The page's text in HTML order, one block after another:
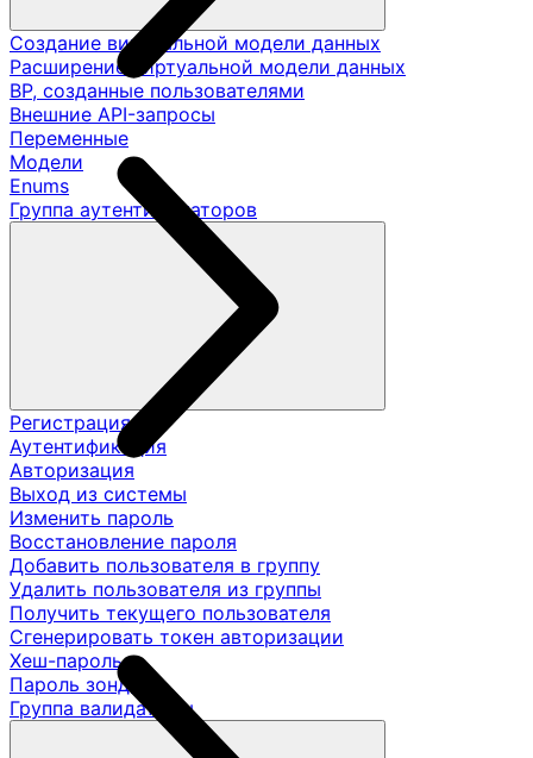
Создание виртуальной модели данных
Расширение виртуальной модели данных
ВР, созданные пользователями
Внешние API-запросы
Переменные
Модели
Enums
Группа аутентификаторов
Регистрация
Аутентификация
Авторизация
Выход из системы
Изменить пароль
Восстановление пароля
Добавить пользователя в группу
Удалить пользователя из группы
Получить текущего пользователя
Сгенерировать токен авторизации
Хеш-пароль
Пароль зонда
Группа валидаторы